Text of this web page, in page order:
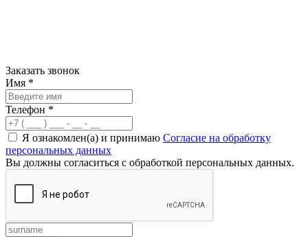
Заказать звонок
Имя *
Телефон *
Я ознакомлен(а) и принимаю Согласие на обработку
персональных данных
Вы должны согласиться с обработкой персональных данных.